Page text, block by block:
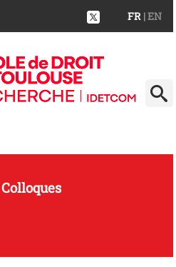
FR | EN
Colloques